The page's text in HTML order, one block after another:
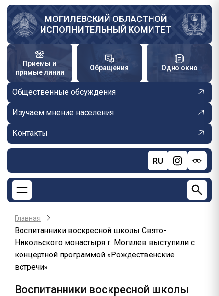
Перейти
основному
содержанию
МОГИЛЕВСКИЙ ОБЛАСТНОЙ
ИСПОЛНИТЕЛЬНЫЙ КОМИТЕТ
Приемы и
прямые линии
Обращения Одно окно
Общественные обсуждения
Изучаем мнение населения
Контакты
RU
Главная
Воспитанники воскресной школы Свято-
Никольского монастыря г. Могилев выступили с
концертной программой «Рождественские
встречи»
Воспитанники воскресной школы